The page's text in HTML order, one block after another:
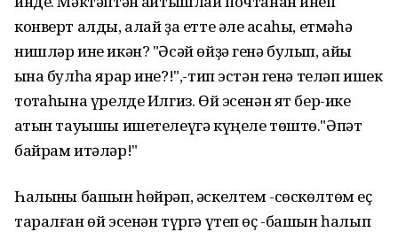
конверт алды, алай ҙа етте әле аҡсаһы, етмәһә
нишләр ине икән? "Әсәй өйҙә генә булып, айыҡ
ҡына булһа ярар ине?!",-тип эстән генә теләп ишек
тотҡаһына үрелде Илгиз. Өй эсенән ят бер-ике
ҡатын тауышы ишетелеүгә күңеле төштө."Әпәт
байрам итәләр!"
Һалынҡы башын һөйрәп, әскелтем -сөскөлтөм еҫ
таралған өй эсенән түргә үтеп өҫ -башын һалып